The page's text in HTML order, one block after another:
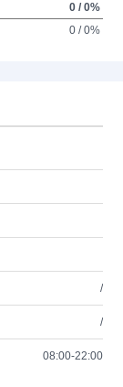
0 / 0%
0 / 0%
/
/
08:00-22:00